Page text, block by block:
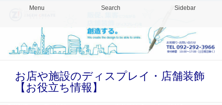
Menu Search Sidebar
お店や施設のディスプレイ・店舗装飾
【お役立ち情報】